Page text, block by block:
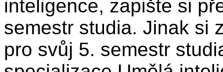
inteligence, zapište si
semestr studia. Jinak si
pro svůj 5. semestr